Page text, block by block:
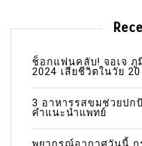
ช็อกแฟนคลับ! จอเจ ภู
2024 เสียชีวิตในวัย 20
3 อาหารรสขมช่วยปก
คำแนะนำแพทย์